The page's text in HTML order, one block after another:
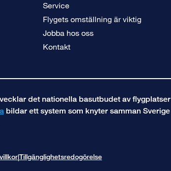
Service
Flygets omställning är viktig
Jobba hos oss
Kontakt
det nationella basutbudet av flygplatser
bildar ett system som knyter samman Sverige
|Tillgänglighetsredogörelse